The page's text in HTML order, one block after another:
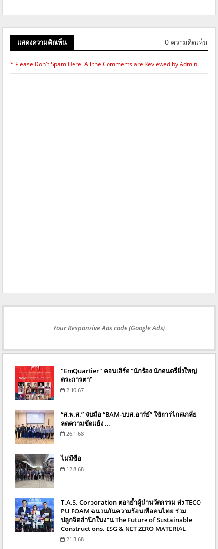
แสดงความคิดเห็น 0 ความคิดเห็น
* Please Don't Spam Here. All the Comments are Reviewed by Admin.
Your Responsive Ads code (Google Ads)
"EmQuartier" คอนเสิร์ต “นักร้อง นักดนตรียิ่งใหญ่
ตระการตา”
2.10.67
“ส.พ.ส.” จับมือ “BAM-บบส.อารีย์” ใช้การไกล่เกลี่ย
ลดความขัดแย้ง ...
26.1.68
ไม่มีชื่อ
12.8.68
T.A.S. Corporation ตอกย้ำผู้นำนวัตกรรม ส่ง TECO
PU FOAM ฉนวนกันความร้อนเพื่อคนไทย ร่วม
ปลูกจิตสำนึกในงาน The Future of Sustainable
Constructions. ESG & NET ZERO MATERIAL
21.3.68